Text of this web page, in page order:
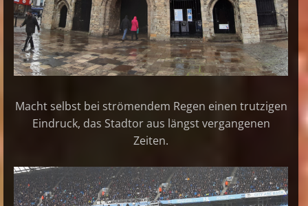
Macht selbst bei strömendem Regen einen trutzigen
Eindruck, das Stadtor aus längst vergangenen
Zeiten.